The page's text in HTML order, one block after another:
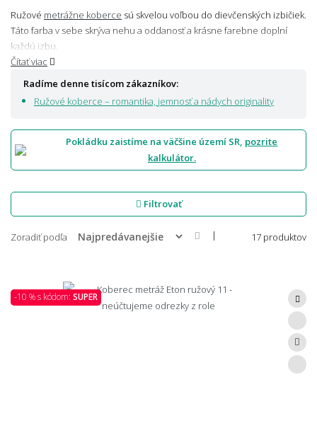
Ružové metrážne koberce sú skvelou voľbou do dievčenských izbičiek.
Táto farba v sebe skrýva nehu a oddanosť a krásne farebne doplní
každú izbu.
Čítať viac
Radíme denne tisícom zákazníkov:
Ružové koberce – romantika, jemnosť a nádych originality
Pokládku zaistíme na väčšine území SR, pozrite
kalkulátor.
Filtrovať
Zoradiť podľa | 17 produktov
-10 % s kódom: SUPER